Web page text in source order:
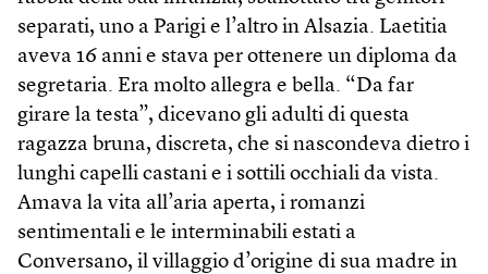
separati, uno a Parigi e l’altro in Alsazia. Laetitia
aveva 16 anni e stava per ottenere un diploma da
segretaria. Era molto allegra e bella. “Da far
girare la testa”, dicevano gli adulti di questa
ragazza bruna, discreta, che si nascondeva dietro i
lunghi capelli castani e i sottili occhiali da vista.
Amava la vita all’aria aperta, i romanzi
sentimentali e le interminabili estati a
Conversano, il villaggio d’origine di sua madre in